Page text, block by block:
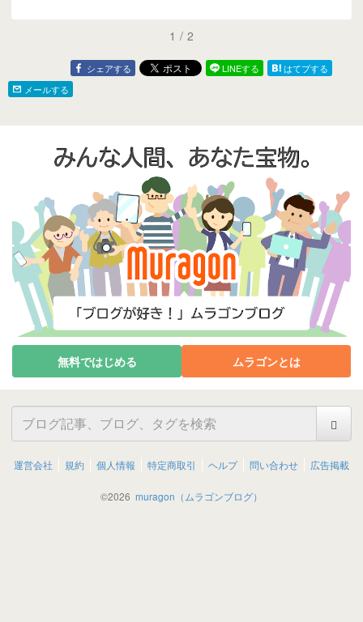
1 / 2
シェアする LINEする
はてブする
メールする
無料ではじめる ムラゴンとは
運営会社 規約 個人情報 特定商取引 ヘルプ 問い合わせ 広告掲載
©2026 muragon（ムラゴンブログ）